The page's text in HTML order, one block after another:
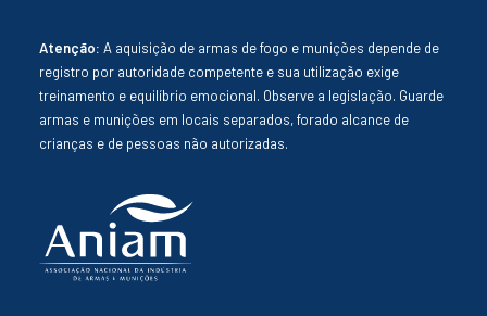
Atenção: A aquisição de armas de fogo e munições depende de
registro por autoridade competente e sua utilização exige
treinamento e equilíbrio emocional. Observe a legislação. Guarde
armas e munições em locais separados, forado alcance de
crianças e de pessoas não autorizadas.